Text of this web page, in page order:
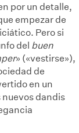
por un detalle,
empezar de
Pero si
del buen
» («vestirse»),
de
en un
nuevos dandis